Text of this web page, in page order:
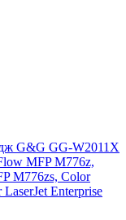
G&G GG-W2011X
MFP M776z,
M776zs, Color
Enterprise